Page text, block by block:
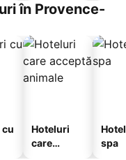
în Provence-
Hoteluri
care
spa